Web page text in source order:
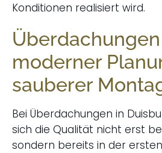
Konditionen realisiert wird.
moderner
sauberer
Bei Überdachungen in
sich die Qualität nicht erst
sondern bereits in der